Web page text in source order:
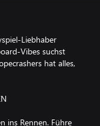
Liebhaber
Vibes suchst
hat alles,
ins Rennen. Führe